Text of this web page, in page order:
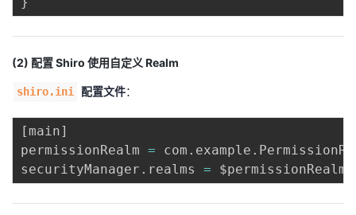
(2) 配置 Shiro 使用自定义 Realm
shiro.ini 配置文件：
[ main]
permissionRealm = com . example .
securityManager . realms =